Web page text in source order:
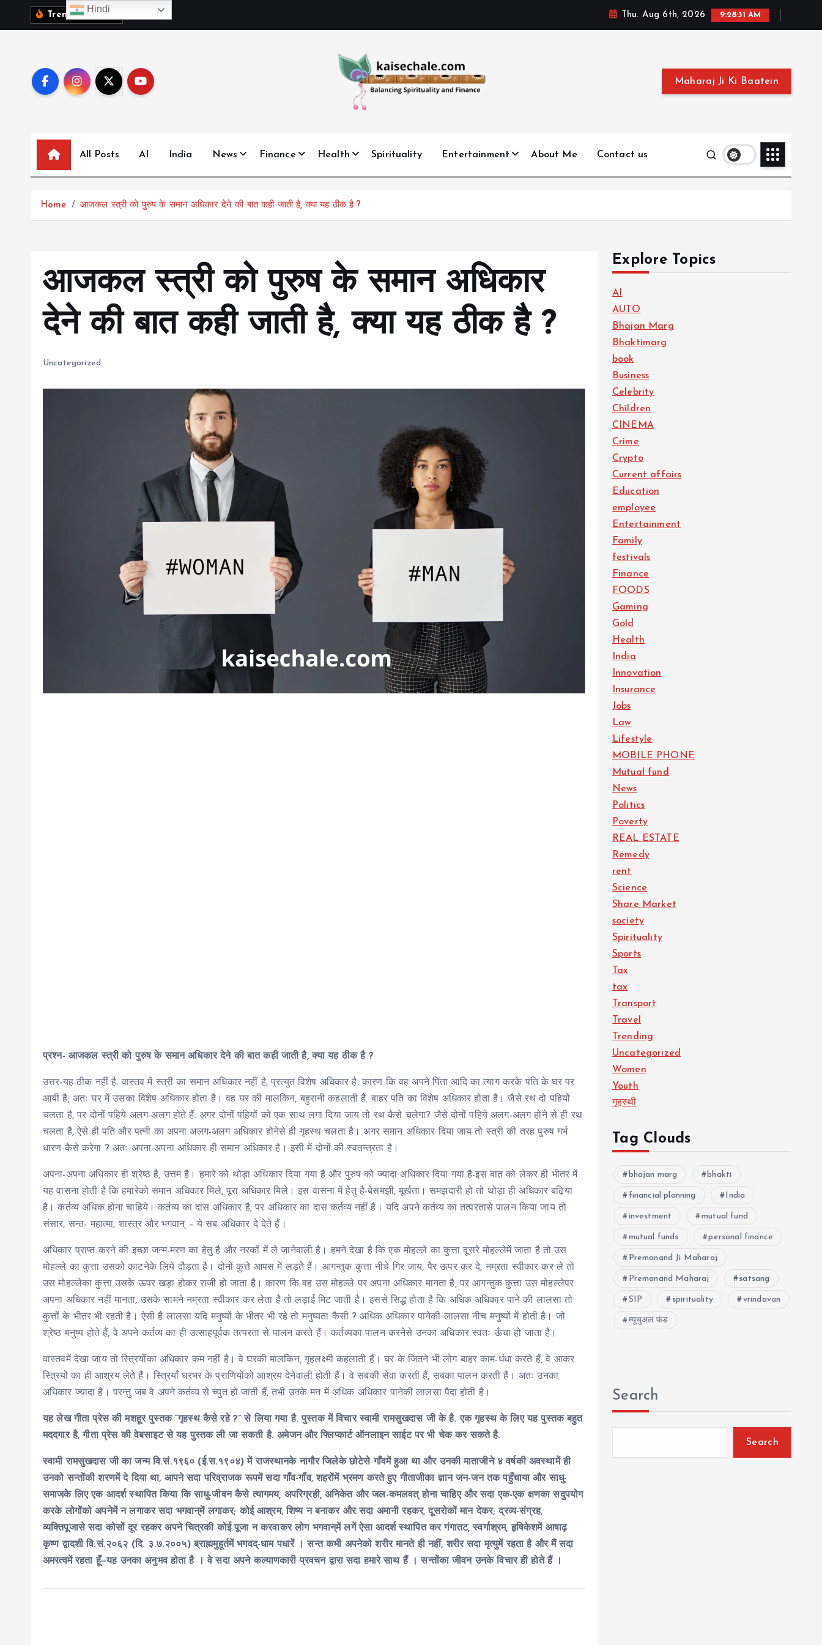
Trending News: ब Thu. Aug 6th, 2026 9:28:32 AM
Maharaj Ji Ki Baatein
All Posts AI India News Finance Health Spirituality Entertainment About Me Contact us
Home आजकल स्त्री को पुरुष के समान अधिकार देने की बात कही जाती है, क्या यह ठीक है ?
आजकल स्त्री को पुरुष के समान अधिकार
देने की बात कही जाती है, क्या यह ठीक है ?
Uncategorized
प्रश्न- आजकल स्त्री को पुरुष के समान अधिकार देने की बात कही जाती है, क्या यह ठीक है ?
उत्तर-यह ठीक नहीं है. वास्तव में स्त्री का समान अधिकार नहीं है, प्रत्युत विशेष अधिकार है. कारण कि वह अपने पिता आदि का त्याग करके पति के घर पर
आयी है; अतः घर में उसका विशेष अधिकार होता है। वह घर की मालकिन, बहुरानी कहलाती है. बाहर पति का विशेष अधिकार होता है। जैसे रथ दो पहियों
चलता है, पर दोनों पहिये अलग-अलग होते हैं. अगर दोनों पहियों को एक साथ लगा दिया जाय तो रथ कैसे चलेगा? जैसे दोनों पहिये अलग-अलग होने से ही रथ
चलता है, ऐसे ही पति और पत्नी का अपना अलग-अलग अधिकार होनेसे ही गृहस्थ चलता है। अगर समान अधिकार दिया जाय तो स्त्री की तरह पुरुष गर्भ
धारण कैसे करेगा ? अतः अपना-अपना अधिकार ही समान अधिकार है। इसी में दोनों की स्वतन्त्रता है।
अपना-अपना अधिकार ही श्रेष्ठ है, उत्तम है। हमारे को थोड़ा अधिकार दिया गया है और पुरुष को ज्यादा अधिकार दिया गया है-इस बात को लेकर ही भीतर में
यह वासना होती है कि हमारेको समान अधिकार मिले, पूरा अधिकार मिले। इस वासना में हेतु है-बेसमझी, मूर्खता। समझदारी हो तो थोड़ा ही अधिकार बढ़िया
है। कर्तव्य अधिक होना चाहिये। कर्तव्य का दास अधिकार है, पर अधिकार का दास कर्तव्य नहीं है। यदि अपने कर्तव्य का तत्परतासे पालन किया जाय तो
संसार, सन्त- महात्मा, शास्त्र और भगवान् – ये सब अधिकार दे देते हैं।
अधिकार प्राप्त करने की इच्छा जन्म-मरण का हेतु है और नरकों में ले जानेवाली है। हमने देखा है कि एक मोहल्ले का कुत्ता दूसरे मोहल्लेमें जाता है तो उस
मोहल्ले का कुत्ता उसको काटनेके लिये दौड़ता है। दोनों कुत्ते आपस में लड़ते हैं। आगन्तुक कुत्ता नीचे गिर जाय, पैर ऊपर कर दे, नम्रता स्वीकार कर ले तो
उस मोहल्लेका कुत्ता उसके ऊपर खड़ा होकर राजी हो जाता है। कारण कि वह उस मोहल्ले पर अपना अधिकार मानता है, पर आगन्तुक कुत्ता उस मोहल्लेपर
अपना अधिकार नहीं मानता, उसके सामने नम्रता स्वीकार कर लेता है तो लड़ाई मिट जाती है। इससे सिद्ध होता है कि अधिक अधिकार पाने की लालसा तो
कुत्तों के भीतर भी रहती है। ऐसी है लालसा यदि मनुष्यों के भीतर भी रहे तो मनुष्यता कैसी ? अधिक अधिकार पानेकी लालसा नीच मनुष्यों में होती है। जो
श्रेष्ठ मनुष्य होते हैं, वे अपने कर्तव्य का ही उत्साहपूर्वक तत्परता से पालन करते हैं। कर्तव्यका पालन करनेसे उनका अधिकार स्वतः ऊँचा हो जाता है।
वास्तवमें देखा जाय तो स्त्रियोंका अधिकार कम नहीं है। वे घरकी मालकिन, गृहलक्ष्मी कहलाती हैं। घर के जितने भी लोग बाहर काम-धंधा करते हैं, वे आकर
स्त्रियों का ही आश्रय लेते हैं। स्त्रियाँ घरभर के प्राणियोंको आश्रय देनेवाली होती हैं। वे सबकी सेवा करती हैं, सबका पालन करती हैं। अतः उनका
अधिकार ज्यादा है। परन्तु जब वे अपने कर्तव्य से च्युत हो जाती हैं, तभी उनके मन में अधिक अधिकार पानेकी लालसा पैदा होती है।
यह लेख गीता प्रेस की मशहूर पुस्तक “गृहस्थ कैसे रहे ?” से लिया गया है. पुस्तक में विचारस्वामी रामसुखदास जीके है. एक गृहस्थ के लिए यह पुस्तक बहुत
मददगार है, गीता प्रेस की वेबसाइट से यह पुस्तक ली जा सकती है. अमेजन और फ्लिप्कार्ट ऑनलाइन साईट पर भी चेक कर सकते है.
स्वामी रामसुखदास जीका जन्म वि.सं.१९६० (ई.स.१९०४) में राजस्थानके नागौर जिलेके छोटेसे गाँवमें हुआ था और उनकी माताजीने ४ वर्षकी अवस्थामें ही
उनको सन्तोंकी शरणमें दे दिया था, आपने सदा परिव्राजक रूपमें सदा गाँव-गाँव, शहरोंमें भ्रमण करते हुए गीताजीका ज्ञान जन-जन तक पहुँचाया और साधु-
समाजके लिए एक आदर्श स्थापित किया कि साधु-जीवन कैसे त्यागमय, अपरिग्रही, अनिकेत और जल-कमलवत् होना चाहिए और सदा एक-एक क्षणका सदुपयोग
करके लोगोंको अपनेमें न लगाकर सदा भगवान्‌में लगाकर; कोई आश्रम, शिष्य न बनाकर और सदा अमानी रहकर, दूसरोकों मान देकर; द्रव्य-संग्रह,
व्यक्तिपूजासे सदा कोसों दूर रहकर अपने चित्रकी कोई पूजा न करवाकर लोग भगवान्‌में लगें ऐसा आदर्श स्थापित कर गंगातट, स्वर्गाश्रम, हृषिकेशमें आषाढ़
कृष्ण द्वादशी वि.सं.२०६२ (दि. ३.७.२००५) ब्राह्ममुहूर्तमें भगवद्-धाम पधारें । सन्त कभी अपनेको शरीर मानते ही नहीं, शरीर सदा मृत्युमें रहता है और मैं सदा
अमरत्वमें रहता हूँ‒यह उनका अनुभव होता है । वे सदा अपने कल्याणकारी प्रवचन द्वारा सदा हमारे साथ हैं । सन्तोंका जीवन उनके विचार ही होते हैं ।
Explore Topics
AI
AUTO
Bhajan Marg
Bhaktimarg
book
Business
Celebrity
Children
CINEMA
Crime
Crypto
Current affairs
Education
employee
Entertainment
Family
festivals
Finance
FOODS
Gaming
Gold
Health
India
Innovation
Insurance
Jobs
Law
Lifestyle
MOBILE PHONE
Mutual fund
News
Politics
Poverty
REAL ESTATE
Remedy
rent
Science
Share Market
society
Spirituality
Sports
Tax
tax
Transport
Travel
Trending
Uncategorized
Women
Youth
गृहस्थी
Tag Clouds
bhajan marg bhakti
financial planning India
investment mutual fund
mutual funds personal finance
Premanand Ji Maharaj
Premanand Maharaj satsang
SIP spirituality vrindavan
म्यूचुअल फंड
Search
Search
Hindi